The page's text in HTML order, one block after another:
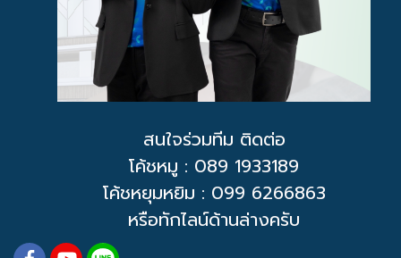
สนใจร่วมทีม ติดต่อ
โค้ชหมู : 089 1933189
โค้ชหยุมหยิม : 099 6266863
หรือทักไลน์ด้านล่างครับ